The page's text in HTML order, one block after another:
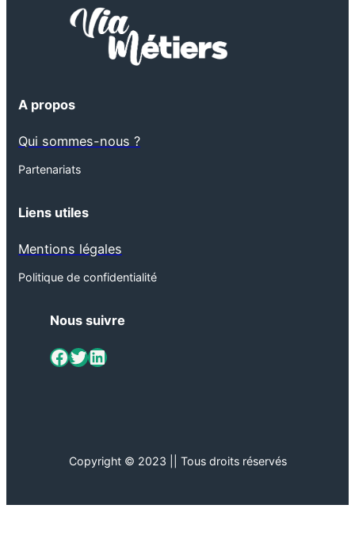
A propos
Qui sommes-nous ?
Partenariats
Liens utiles
Mentions légales
Politique de confidentialité
Nous suivre
ViaMétiers sur Facebook Twitter LinkedIn
Copyright © 2023 || Tous droits réservés